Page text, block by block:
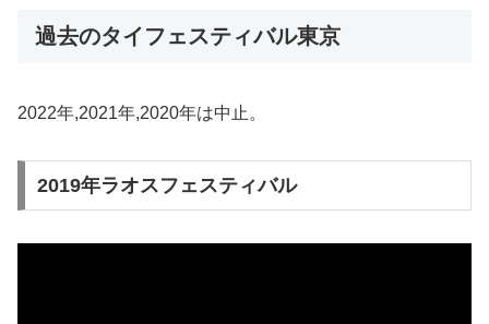
過去のタイフェスティバル東京
2022年,2021年,2020年は中止。
2019年ラオスフェスティバル